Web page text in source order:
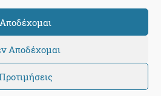
Αποδέχομαι
Αποδέχομαι
our community members
by BitsnBytes & re-manufactured